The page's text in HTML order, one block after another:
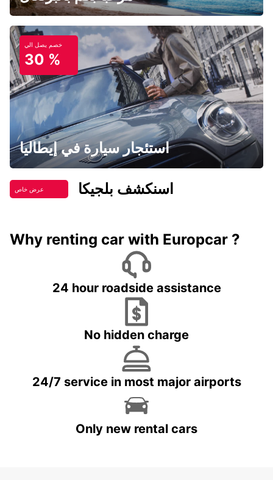
خصم يصل الي
30 %
استئجار سيارة في إيطاليا
عرض خاص اسنكشف بلجيكا
Why renting car with Europcar ?
24 hour roadside assistance
No hidden charge
24/7 service in most major airports
Only new rental cars